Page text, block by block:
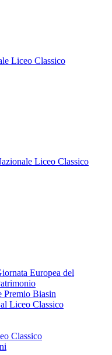
Liceo Classico
Liceo Classico
Europea del
Premio Biasin
Liceo Classico
Classico